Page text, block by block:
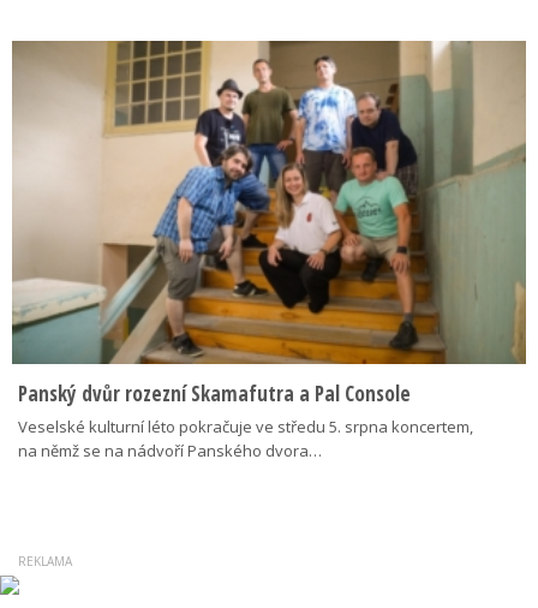
Panský dvůr rozezní Skamafutra a Pal Console
Veselské kulturní léto pokračuje ve středu 5. srpna koncertem,
na němž se na nádvoří Panského dvora…